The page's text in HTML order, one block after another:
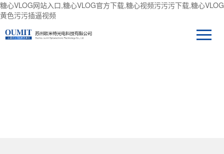
糖心VLOG网站入口,糖心VLOG官方下载,糖心视频污污污下载,糖心VLOG
黄色污污插逼视频